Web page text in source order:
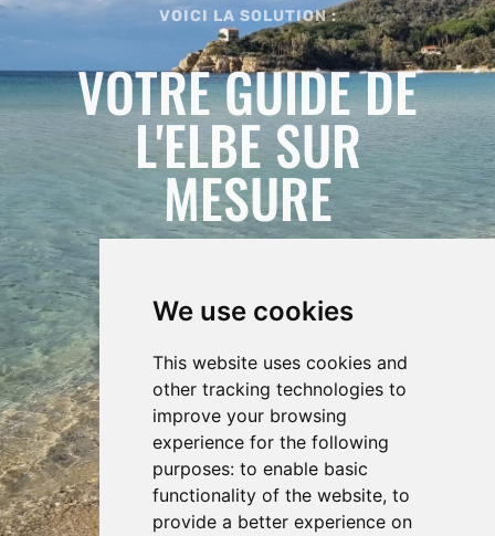
We use cookies
This website uses cookies and
other tracking technologies to
improve your browsing
experience for the following
purposes: to enable basic
functionality of the website, to
provide a better experience on
VOICI LA SOLUTION :
VOTRE GUIDE DE
L'ELBE SUR
MESURE